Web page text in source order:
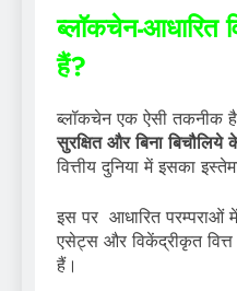
ब्लॉकचेन-आधारित
हैं?
ब्लॉकचेन एक ऐसी तकनीक
सुरक्षित और बिना बिचौलिये
वित्तीय दुनिया में इसका
इस पर आधारित परम्पराओं
एसेट्स और विकेंद्रीकृत
हैं।